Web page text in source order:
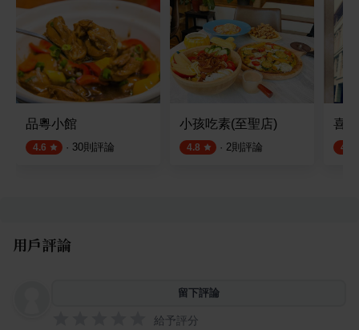
品粵小館
4.6 · 30則評論
小孩吃素(至聖店)
4.8 · 2則評論
喜
4.5
用戶評論
留下評論
給予評分